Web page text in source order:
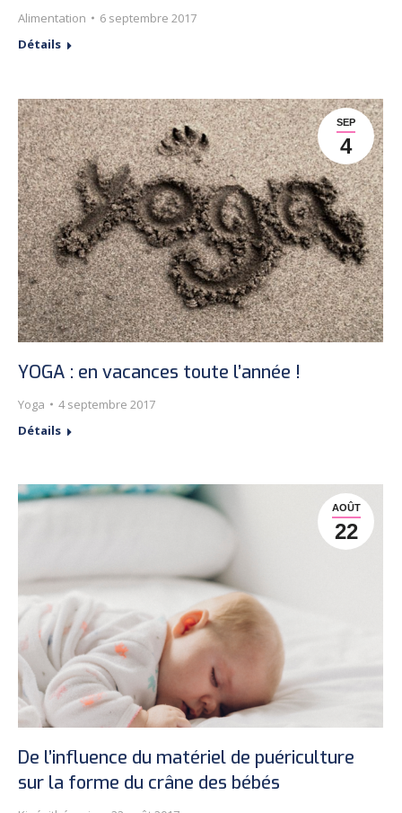
Alimentation
6 septembre 2017
Détails
SEP
4
YOGA : en vacances toute l’année !
Yoga
4 septembre 2017
Détails
AOÛT
22
De l’influence du matériel de puériculture
sur la forme du crâne des bébés